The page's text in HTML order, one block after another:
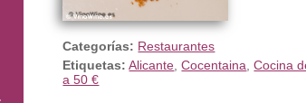
Categorías: Restaurantes
Etiquetas: Alicante ,Cocentaina ,Cocina
a 50 €